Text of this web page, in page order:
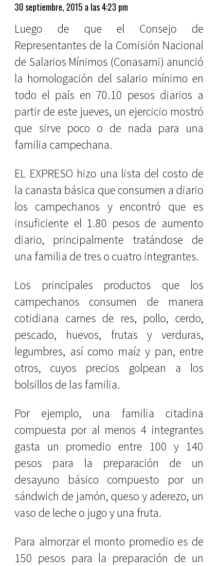
30 septiembre, 2015 a las 4:23 pm
Luego de que el Consejo de
Representantes de la Comisión Nacional
de Salarios Mínimos (Conasami) anunció
la homologación del salario mínimo en
todo el país en 70.10 pesos diarios a
partir de este jueves, un ejercicio mostró
que sirve poco o de nada para una
familia campechana.
EL EXPRESO hizo una lista del costo de
la canasta básica que consumen a diario
los campechanos y encontró que es
insuficiente el 1.80 pesos de aumento
diario, principalmente tratándose de
una familia de tres o cuatro integrantes.
Los principales productos que los
campechanos consumen de manera
cotidiana carnes de res, pollo, cerdo,
pescado, huevos, frutas y verduras,
legumbres, así como maíz y pan, entre
otros, cuyos precios golpean a los
bolsillos de las familia.
Por ejemplo, una familia citadina
compuesta por al menos 4 integrantes
gasta un promedio entre 100 y 140
pesos para la preparación de un
desayuno básico compuesto por un
sándwich de jamón, queso y aderezo, un
vaso de leche o jugo y una fruta.
Para almorzar el monto promedio es de
150 pesos para la preparación de un